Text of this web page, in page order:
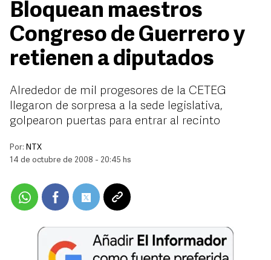
Bloquean maestros
Congreso de Guerrero y
retienen a diputados
Alrededor de mil progesores de la CETEG
llegaron de sorpresa a la sede legislativa,
golpearon puertas para entrar al recinto
Por: NTX
14 de octubre de 2008 - 20:45 hs